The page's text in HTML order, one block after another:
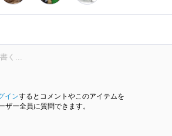
インするとコメントやこのアイテムを
ザー全員に質問できます。